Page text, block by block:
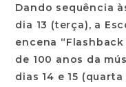
Dando sequência
dia 13 (terça), a
encena
de 100 anos da
dias 14 e 15